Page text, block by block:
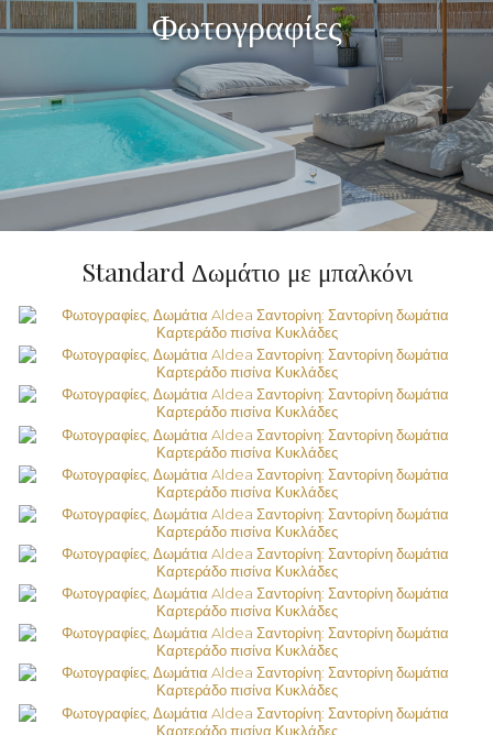
Φωτογραφίες
Standard Δωμάτιο με μπαλκόνι